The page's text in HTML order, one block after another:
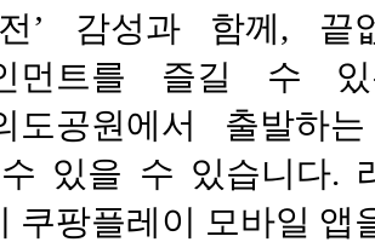
전’ 감성과 함께,
인먼트를 즐길 수
도공원에서 출발하
있을 수 있습니다.
쿠팡플레이 모바일 앱